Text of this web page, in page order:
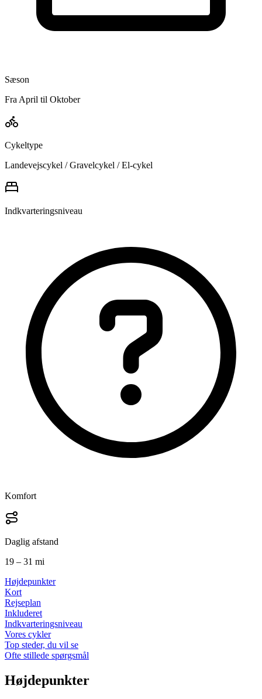
Sæson
Fra April til Oktober
Cykeltype
Landevejscykel / Gravelcykel / El-cykel
Indkvarteringsniveau
Komfort
Daglig afstand
19 – 31 mi
Højdepunkter
Kort
Rejseplan
Inkluderet
Indkvarteringsniveau
Vores cykler
Top steder, du vil se
Ofte stillede spørgsmål
Højdepunkter